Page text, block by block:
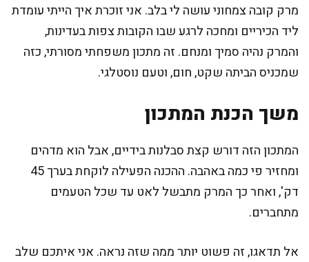
מרק קובה צמחוני עושה לי בלב. אני זוכרת איך הייתי עומדת
ליד הכיריים ומחכה לרגע שבו הקובות צפות בעדינות,
והמרק נהיה סמיך ומנחם. זה מתכון משפחתי מסורתי, כזה
שמכניס הביתה שקט, חום, וטעם נוסטלגי.
משך הכנת המתכון
המתכון הזה דורש קצת סבלנות בידיים, אבל הוא מדהים
ומחזיר פי כמה באהבה. ההכנה הפעילה לוקחת בערך 45
דק', ואחר כך המרק מתבשל לאט עד שכל הטעמים
מתחברים.
אל תדאגו, זה פשוט יותר ממה שזה נראה. אני איתכם שלב